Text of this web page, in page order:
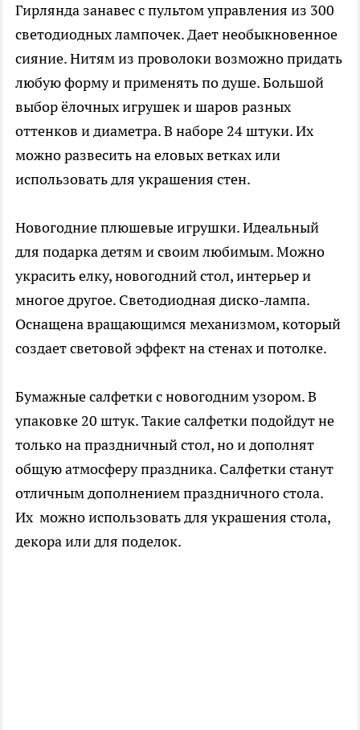
Гирлянда занавес с пультом управления из 300
светодиодных лампочек. Дает необыкновенное
сияние. Нитям из проволоки возможно придать
любую форму и применять по душе. Большой
выбор ёлочных игрушек и шаров разных
оттенков и диаметра. В наборе 24 штуки. Их
можно развесить на еловых ветках или
использовать для украшения стен.
Новогодние плюшевые игрушки. Идеальный
для подарка детям и своим любимым. Можно
украсить елку, новогодний стол, интерьер и
многое другое. Светодиодная диско-лампа.
Оснащена вращающимся механизмом, который
создает световой эффект на стенах и потолке.
Бумажные салфетки с новогодним узором. В
упаковке 20 штук. Такие салфетки подойдут не
только на праздничный стол, но и дополнят
общую атмосферу праздника. Салфетки станут
отличным дополнением праздничного стола.
Их можно использовать для украшения стола,
декора или для поделок.